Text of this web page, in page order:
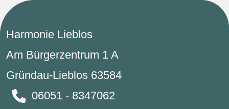
Harmonie Lieblos
Am Bürgerzentrum 1 A
Gründau-Lieblos 63584
06051 - 8347062